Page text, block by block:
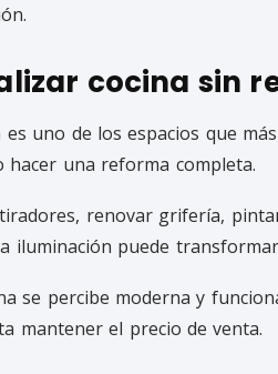
cocina sin
es uno de los espacios que
hacer una reforma completa.
renovar grifería,
iluminación puede
se percibe moderna y
mantener el precio de venta.